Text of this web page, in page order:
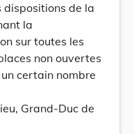
de la
la
sur toutes les
non ouvertes
certain nombre
Grand-Duc de